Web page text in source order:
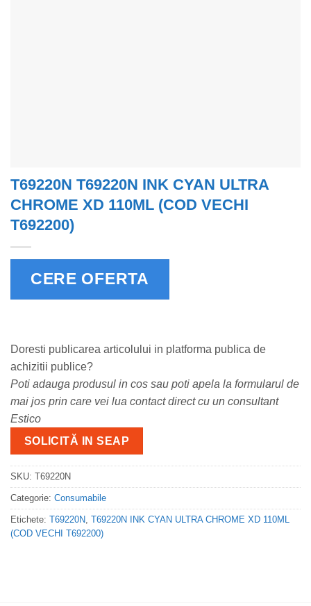
T69220N T69220N INK CYAN ULTRA
CHROME XD 110ML (COD VECHI
T692200)
CERE OFERTA
Doresti publicarea articolului in platforma publica de
achizitii publice?
Poti adauga produsul in cos sau poti apela la formularul de
mai jos prin care vei lua contact direct cu un consultant
Estico
SOLICITĂ IN SEAP
SKU: T69220N
Categorie: Consumabile
Etichete: T69220N, T69220N INK CYAN ULTRA CHROME XD 110ML
(COD VECHI T692200)